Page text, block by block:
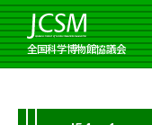
全国科学博物館協議会